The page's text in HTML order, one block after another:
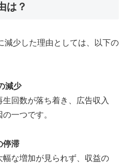
は？
減少した理由としては、以下の
減少
回数が落ち着き、広告収入
一つです。
停滞
な増加が見られず、収益の